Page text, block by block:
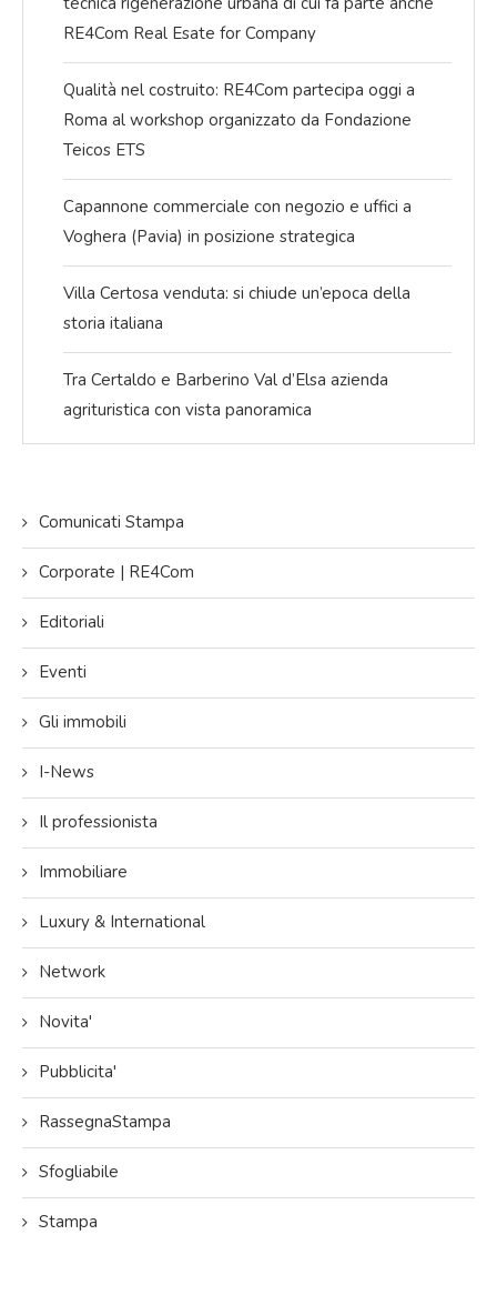
RE4Com Real Esate for Company
Qualità nel costruito: RE4Com partecipa oggi a
Roma al workshop organizzato da Fondazione
Teicos ETS
Capannone commerciale con negozio e uffici a
Voghera (Pavia) in posizione strategica
Villa Certosa venduta: si chiude un’epoca della
storia italiana
Tra Certaldo e Barberino Val d’Elsa azienda
agrituristica con vista panoramica
Comunicati Stampa
Corporate | RE4Com
Editoriali
Eventi
Gli immobili
I-News
Il professionista
Immobiliare
Luxury & International
Network
Novita'
Pubblicita'
RassegnaStampa
Sfogliabile
Stampa